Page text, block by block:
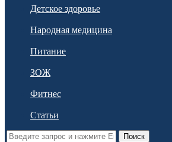
Детское здоровье
Народная медицина
Питание
ЗОЖ
Фитнес
Статьи
Поиск